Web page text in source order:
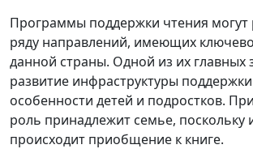
Программы поддержки чтения могут
ряду направлений, имеющих
данной страны. Одной из их главных
развитие инфраструктуры
особенности детей и подростков.
роль принадлежит семье, поскольку
происходит приобщение к книге.